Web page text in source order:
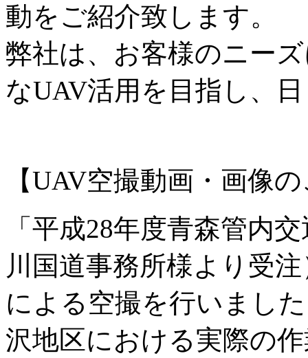
動をご紹介致します。
弊社は、お客様のニー
なUAV活用を目指し、
【UAV空撮動画・画像
「平成28年度青森管内
川国道事務所様より受
による空撮を行いまし
沢地区における実際の